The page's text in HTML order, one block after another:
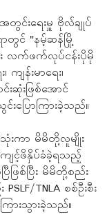
တွင်းရေးမှူ ဗိုလ်ချုပ်
ရာတွင် "နမ့်ဆန်မြို့
လက်ဖက်လုပ်ငန်းပိုမို
ျန်းမာရေး၊
းဆုံးဖြစ်အောင်
ြောကြားခဲ့သည်။
းကာ မိမိတို့လူမျိုး
ကျင့်ဖိနှိပ်ခံခဲ့ရသည့်
ဖြစ်ပြီး မိမိတို့စည်း
TNLA စစ်ဦးစီး
ားသွားခဲ့သည်။